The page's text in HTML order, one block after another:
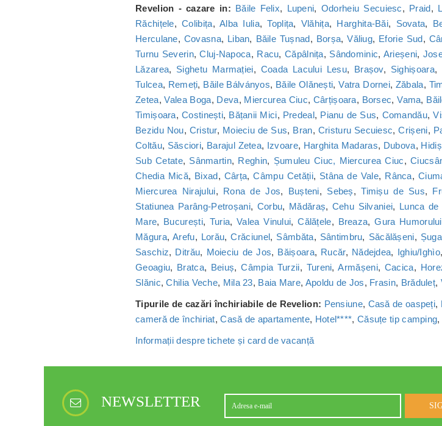
Revelion - cazare in: Băile Felix, Lupeni, Odorheiu Secuiesc, Praid,
Răchițele,Colibița,Alba Iulia,Toplița, Vlăhița, Harghita-Băi, Sovata,
Herculane, Covasna, Liban, Băile Tușnad, Borșa,Văliug, Eforie Sud,
Turnu Severin,Cluj-Napoca, Racu, Căpâlnița, Sândominic, Arieșeni,
Lăzarea, Sighetu Marmației, Coada Lacului Lesu, Brașov, Sighișoara,
Tulcea, Remeți, Băile Bálványos, Băile Olănești,Vatra Dornei, Zăbala,
Zetea,Valea Boga, Deva, Miercurea Ciuc, Cârțișoara, Borsec,Vama,
Timișoara, Costinești, Bățanii Mici, Predeal, Pianu de Sus, Comandău,
Bezidu Nou, Cristur, Moieciu de Sus, Bran, Cristuru Secuiesc,Crișeni,
Coltău, Săsciori, Barajul Zetea, Izvoare, Harghita Madaras, Dubova,
Sub Cetate, Sânmartin, Reghin, Șumuleu Ciuc, Miercurea Ciuc,
Chedia Mică, Bixad, Cârța,Câmpu Cetății, Stâna de Vale, Rânca,
Miercurea Nirajului, Rona de Jos, Bușteni, Sebeș,Timișu de Sus,
Statiunea Parâng-Petroșani, Corbu, Mădăraș, Cehu Silvaniei, Lunca de
Mare, București, Turia,Valea Vinului,Călățele, Breaza,Gura Humorului
Măgura,Arefu, Lorău,Crăciunel, Sâmbăta, Sântimbru, Săcălășeni,
Saschiz, Ditrău, Moieciu de Jos, Băișoara, Rucăr, Nădejdea, Ighiu/Ighìo,
Geoagiu, Bratca, Beiuș,Câmpia Turzii, Tureni,Armășeni, Cacica,
Slănic,Chilia Veche, Mila 23, Baia Mare, Apoldu de Jos, Frasin, Brăduleț,
Tipurile de cazări închiriabile de Revelion: Pensiune, Casă de oaspeți,
cameră de închiriat,Casă de apartamente, Hotel****, Căsuțe tip camping,
Informații despre tichete și card de vacanță
NEWSLETTER